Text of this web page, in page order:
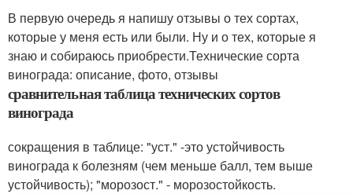
В первую очередь я напишу отзывы о тех сортах,
которые у меня есть или были. Ну и о тех, которые я
знаю и собираюсь приобрести.Технические сорта
винограда: описание, фото, отзывы
сравнительная таблица технических сортов
винограда
сокращения в таблице: "уст." -это устойчивость
винограда к болезням (чем меньше балл, тем выше
устойчивость); "морозост." - морозостойкость.